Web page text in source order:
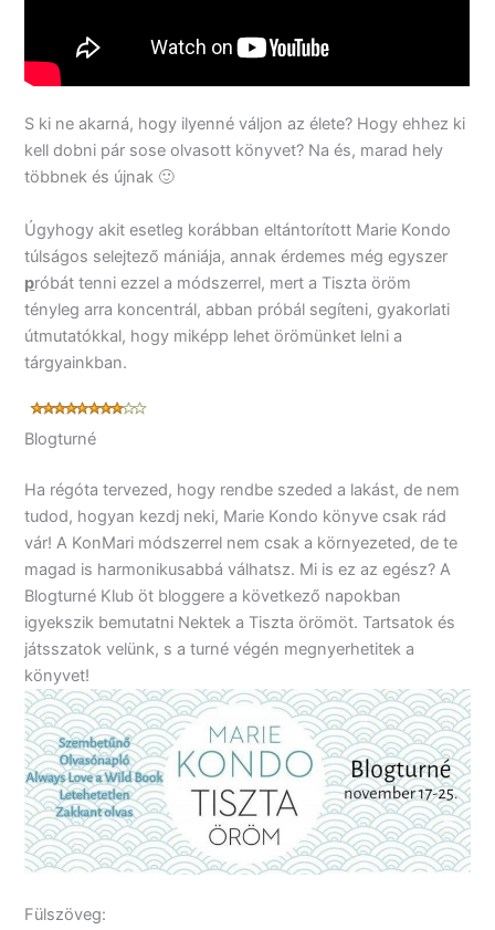
S ki ne akarná, hogy ilyenné váljon az élete? Hogy ehhez ki
kell dobni pár sose olvasott könyvet? Na és, marad hely
többnek és újnak 🙂
Úgyhogy akit esetleg korábban eltántorított Marie Kondo
túlságos selejtező mániája, annak érdemes még egyszer
próbát tenni ezzel a módszerrel, mert a Tiszta öröm
tényleg arra koncentrál, abban próbál segíteni, gyakorlati
útmutatókkal, hogy miképp lehet örömünket lelni a
tárgyainkban.
Blogturné
Ha régóta tervezed, hogy rendbe szeded a lakást, de nem
tudod, hogyan kezdj neki, Marie Kondo könyve csak rád
vár! A KonMari módszerrel nem csak a környezeted, de te
magad is harmonikusabbá válhatsz. Mi is ez az egész? A
Blogturné Klub öt bloggere a következő napokban
igyekszik bemutatni Nektek a Tiszta örömöt. Tartsatok és
játsszatok velünk, s a turné végén megnyerhetitek a
könyvet!
Fülszöveg: